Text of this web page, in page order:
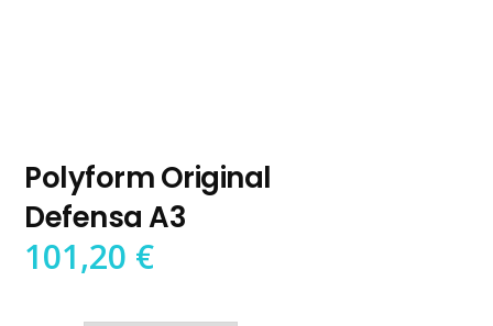
Polyform Original
Defensa A3
101,20 €